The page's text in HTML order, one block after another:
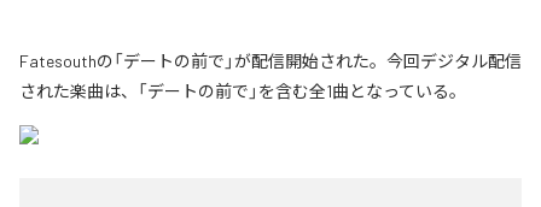
Fatesouthの「デートの前で」が配信開始された。今回デジタル配信
された楽曲は、「デートの前で」を含む全1曲となっている。